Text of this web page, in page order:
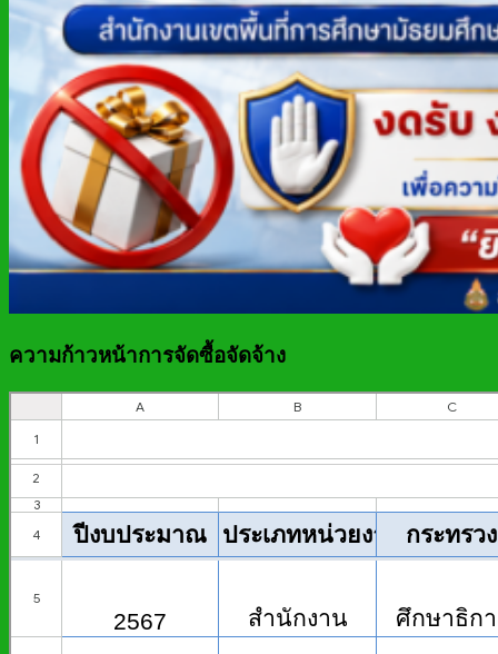
ความก้าวหน้าการจัดซื้อจัดจ้าง